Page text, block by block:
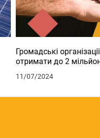
Громадські
отримати до 2
11/07/2024